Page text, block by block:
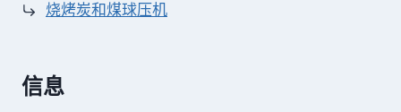
烧烤炭和煤球压机
信息